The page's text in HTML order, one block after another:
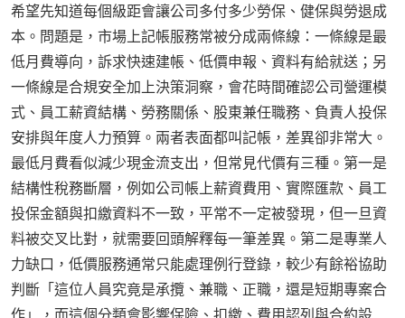
希望先知道每個級距會讓公司多付多少勞保、健保與勞退成
本。問題是，市場上記帳服務常被分成兩條線：一條線是最
低月費導向，訴求快速建帳、低價申報、資料有給就送；另
一條線是合規安全加上決策洞察，會花時間確認公司營運模
式、員工薪資結構、勞務關係、股東兼任職務、負責人投保
安排與年度人力預算。兩者表面都叫記帳，差異卻非常大。
最低月費看似減少現金流支出，但常見代價有三種。第一是
結構性稅務斷層，例如公司帳上薪資費用、實際匯款、員工
投保金額與扣繳資料不一致，平常不一定被發現，但一旦資
料被交叉比對，就需要回頭解釋每一筆差異。第二是專業人
力缺口，低價服務通常只能處理例行登錄，較少有餘裕協助
判斷「這位人員究竟是承攬、兼職、正職，還是短期專案合